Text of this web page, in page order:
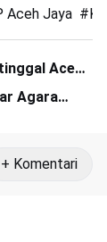
Aceh Jaya #
Aceh
Agara
+ Komentari